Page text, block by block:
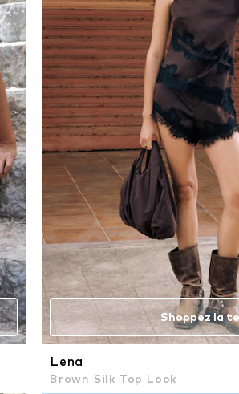
Shoppez la
Lena
Brown Silk Top Look